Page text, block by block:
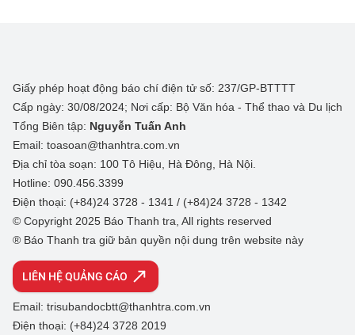
Giấy phép hoạt động báo chí điện tử số: 237/GP-BTTTT
Cấp ngày: 30/08/2024; Nơi cấp: Bộ Văn hóa - Thể thao và Du lịch
Tổng Biên tập: Nguyễn Tuấn Anh
Email: toasoan@thanhtra.com.vn
Địa chỉ tòa soạn: 100 Tô Hiệu, Hà Đông, Hà Nội.
Hotline: 090.456.3399
Điện thoại: (+84)24 3728 - 1341 / (+84)24 3728 - 1342
© Copyright 2025 Báo Thanh tra, All rights reserved
® Báo Thanh tra giữ bản quyền nội dung trên website này
LIÊN HỆ QUẢNG CÁO
Email: trisubandocbtt@thanhtra.com.vn
Điện thoại: (+84)24 3728 2019